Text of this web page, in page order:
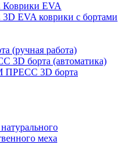
EVA
коврики с бортами
(ручная работа)
3D борта (автоматика)
3D борта
меха